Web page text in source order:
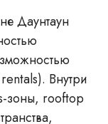
Даунтаун
Внутри
зоны, rooftop